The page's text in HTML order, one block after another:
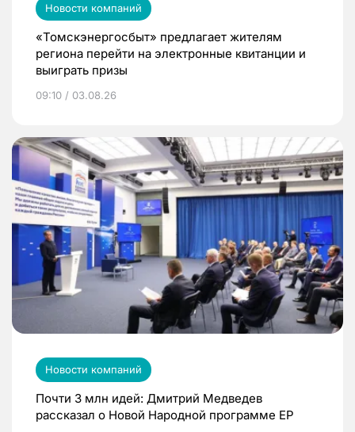
Новости компаний
«Томскэнергосбыт» предлагает жителям
региона перейти на электронные квитанции и
выиграть призы
09:10 / 03.08.26
Новости компаний
Почти 3 млн идей: Дмитрий Медведев
рассказал о Новой Народной программе ЕР